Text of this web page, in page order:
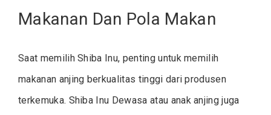
Makanan Dan Pola Makan
Saat memilih Shiba Inu, penting untuk memilih
makanan anjing berkualitas tinggi dari produsen
terkemuka. Shiba Inu Dewasa atau anak anjing juga